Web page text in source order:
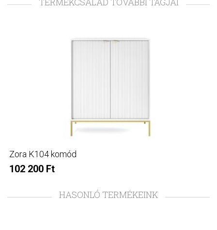
Zora K104 komód
102 200 Ft
HASONLÓ TERMÉKEINK